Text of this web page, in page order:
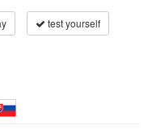
test yourself